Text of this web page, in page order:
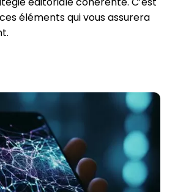
éléments qui vous assurera